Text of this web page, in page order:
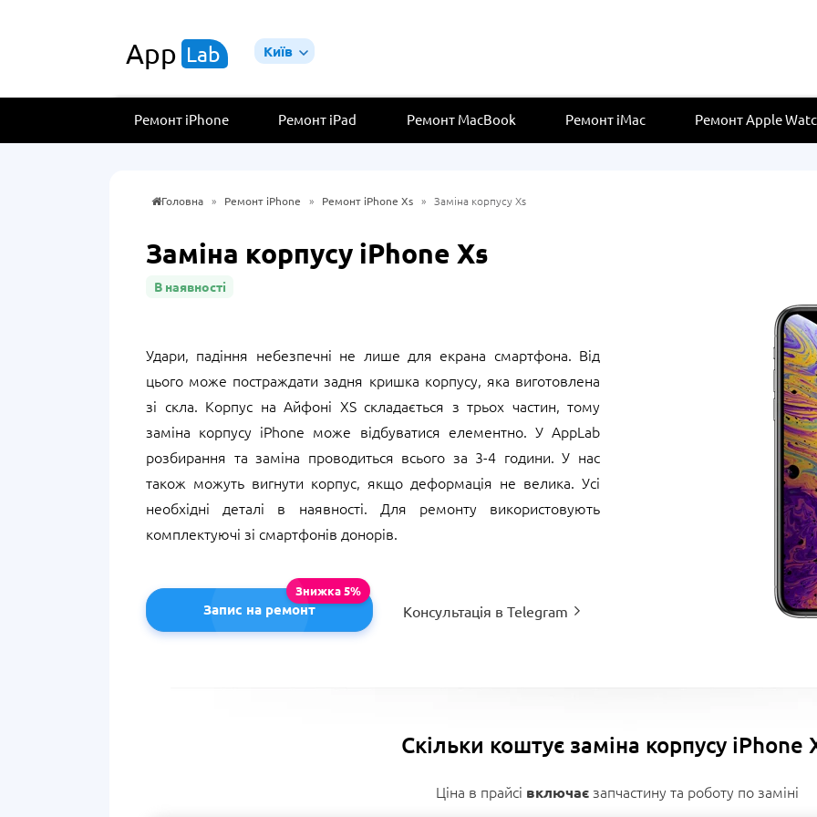
App Lab Київ
Ремонт iPhone Ремонт iPad Ремонт MacBook Ремонт iMac Ремонт Apple
Головна » Ремонт iPhone » Ремонт iPhone Xs » Заміна корпусу Xs
Заміна корпусу iPhone Xs
В наявності
Удари, падіння небезпечні не лише для екрана смартфона. Від
цього може постраждати задня кришка корпусу, яка виготовлена
зі скла. Корпус на Айфоні XS складається з трьох частин, тому
заміна корпусу iPhone може відбуватися елементно. У AppLab
розбирання та заміна проводиться всього за 3-4 години. У нас
також можуть вигнути корпус, якщо деформація не велика. Усі
необхідні деталі в наявності. Для ремонту використовують
комплектуючі зі смартфонів донорів.
Запис на ремонт Консультація в Telegram
Скільки коштує заміна корпусу iPhone
Ціна в прайсі включає запчастину та роботу по заміні